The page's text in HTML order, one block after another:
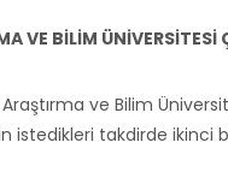
VE BİLİM
ve Bilim
istedikleri takdirde ikinci